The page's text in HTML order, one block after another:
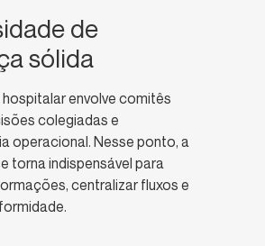
de
sólida
envolve comitês
colegiadas e
operacional. Nesse ponto, a
torna indispensável para
centralizar fluxos e